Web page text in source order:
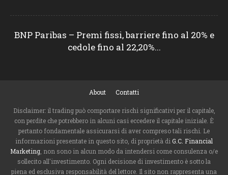
BNP Paribas – Premi fissi, barriere fino al 20% e
cedole fino al 22,20%...
About Contatti
Disclaimer: il trading può comportare rischi significativi per il capitale,
con perdite che potrebbero in alcuni casi eccedere il capitale iniziale. È
pertanto fondamentale assicurarsi di aver compreso tali rischi. Le
informazioni presentate in questo sito, di proprietà di G.C. Financial
Marketing , non sono in alcun modo da intendersi come consulenza o/e
sollecito all'investimento. Ogni decisione di investimento è sotto la
piena ed esclusiva responsabilità del lettore. Il sito non rappresenta una